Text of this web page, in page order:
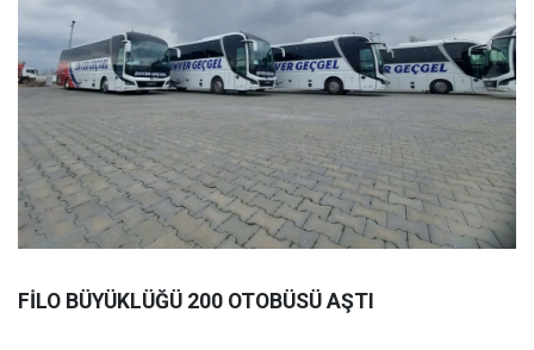
FİLO BÜYÜKLÜĞÜ 200 OTOBÜSÜ AŞTI